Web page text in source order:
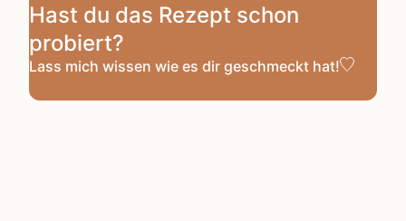
Hast du das Rezept schon
probiert?
Lass mich wissen wie es dir geschmeckt hat!